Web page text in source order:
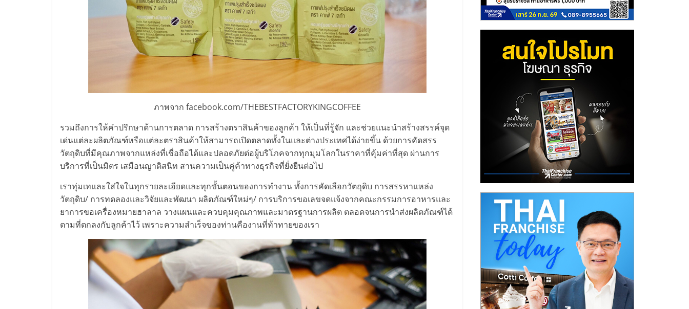
ปรึกษา
ไชส์,
รวม
แฟ
รน
ไชส์
ขาย
ภาพจาก facebook.com/THEBESTFACTORYKINGCOFFEE
รวมถึงการให้คำปรึกษาด้านการตลาด การสร้างตราสินค้าของลูกค้า ให้เป็นที่รู้จัก และช่วยแนะนำสร้างสรรค์จุด
เด่นแต่ละผลิตภัณฑ์หรือแต่ละตราสินค้าให้สามารถเปิดตลาดทั้งในและต่างประเทศได้ง่ายขึ้น ด้วยการคัดสรร
วัตถุดิบที่มีคุณภาพจากแหล่งที่เชื่อถือได้และปลอดภัยต่อผู้บริโภคจากทุกมุมโลกในราคาที่คุ้มค่าที่สุด ผ่านการ
บริการที่เป็นมิตร เสมือนญาติสนิท สานความเป็นคู่ค้าทางธุรกิจที่ยั่งยืนต่อไป
เราทุ่มเทและใส่ใจในทุกรายละเอียดและทุกขั้นตอนของการทำงาน ทั้งการคัดเลือกวัตถุดิบ การสรรหาแหล่ง
วัตถุดิบ/ การทดลองและวิจัยและพัฒนา ผลิตภัณฑ์ใหม่ๆ/ การบริการขอเลขจดแจ้งจากคณะกรรมการอาหารและ
ยาการขอเครื่องหมายฮาลาล วางแผนและควบคุมคุณภาพและมาตรฐานการผลิต ตลอดจนการนำส่งผลิตภัณฑ์ได้
ตามที่ตกลงกับลูกค้าไว้ เพราะความสำเร็จของท่านคืองานที่ท้าทายของเรา